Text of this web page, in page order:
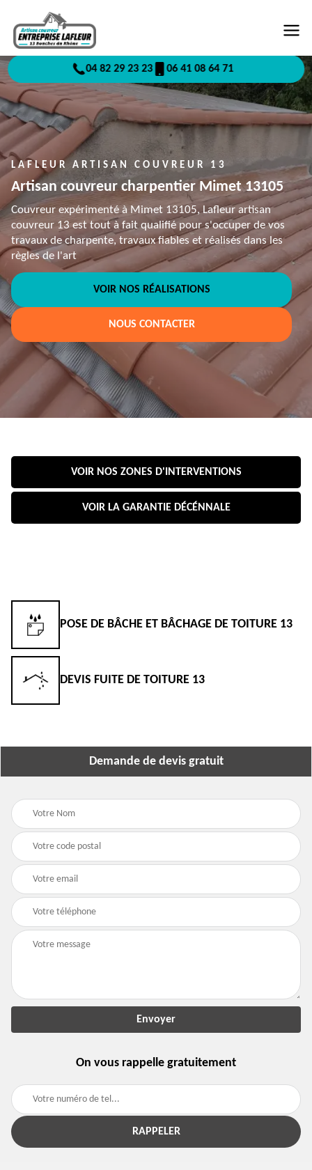
04 82 29 23 23 06 41 08 64 71
LAFLEUR ARTISAN COUVREUR 13
Artisan couvreur charpentier Mimet 13105
Couvreur expérimenté à Mimet 13105, Lafleur artisan
couvreur 13 est tout à fait qualifié pour s'occuper de vos
travaux de charpente, travaux fiables et réalisés dans les
règles de l'art
VOIR NOS RÉALISATIONS
NOUS CONTACTER
VOIR NOS ZONES D'INTERVENTIONS
VOIR LA GARANTIE DÉCÉNNALE
POSE DE BÂCHE ET BÂCHAGE DE TOITURE 13
DEVIS FUITE DE TOITURE 13
Demande de devis gratuit
On vous rappelle gratuitement